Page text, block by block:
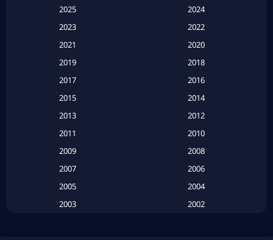
Based on a True Story สร้างจากเรื่องจริง(2)
Based on a True Story เรื่องจริง (16)
Based on a True Story เรื่องจริง (20)
2025
2024
2023
2022
2021
2020
2019
2018
2017
2016
2015
2014
2013
2012
2011
2010
2009
2008
2007
2006
2005
2004
2003
2002